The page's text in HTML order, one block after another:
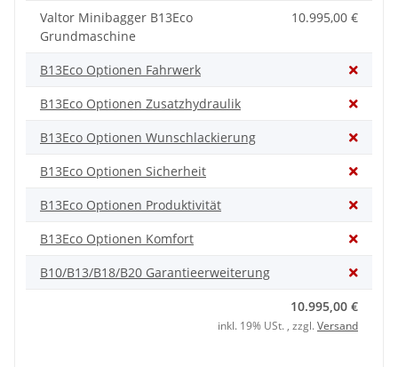
Valtor Minibagger B13Eco
Grundmaschine
10.995,00 €
B13Eco Optionen Fahrwerk
B13Eco Optionen Zusatzhydraulik
B13Eco Optionen Wunschlackierung
B13Eco Optionen Sicherheit
B13Eco Optionen Produktivität
B13Eco Optionen Komfort
B10/B13/B18/B20 Garantieerweiterung
10.995,00 €
inkl. 19% USt. , zzgl.Versand